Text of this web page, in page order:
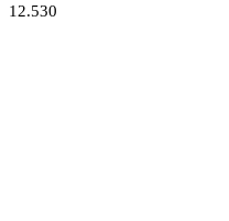
12.530